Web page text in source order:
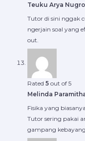
Teuku Arya
Tutor di sini nggak
ngerjain soal yang
out.
Rated 5 out of 5
Melinda
Fisika yang
Tutor sering pakai
gampang kebayang.